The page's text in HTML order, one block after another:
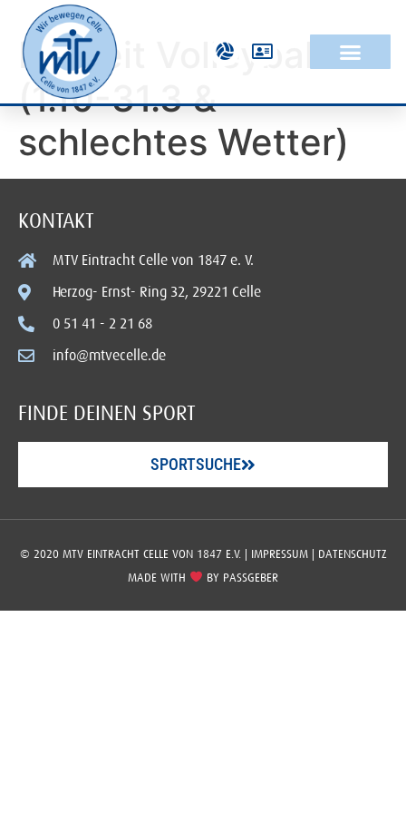
Freizeit Volleyball
(1.10-31.3 &
schlechtes Wetter)
KONTAKT
MTV Eintracht Celle von 1847 e. V.
Herzog- Ernst- Ring 32, 29221 Celle
0 51 41 - 2 21 68
info@mtvecelle.de
FINDE DEINEN SPORT
SPORTSUCHE
© 2020 MTV EINTRACHT CELLE VON 1847 E.V. | IMPRESSUM| DATENSCHUTZ
MADE WITH
BY PASSGEBER